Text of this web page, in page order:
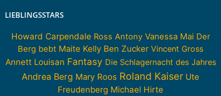
LIEBLINGSSTARS
Howard Carpendale Ross Antony Vanessa Mai Der
Berg bebt Maite Kelly Ben Zucker Vincent Gross
Annett Louisan Fantasy Die Schlagernacht des Jahres
Andrea Berg Mary Roos Roland Kaiser Ute
Freudenberg Michael Hirte